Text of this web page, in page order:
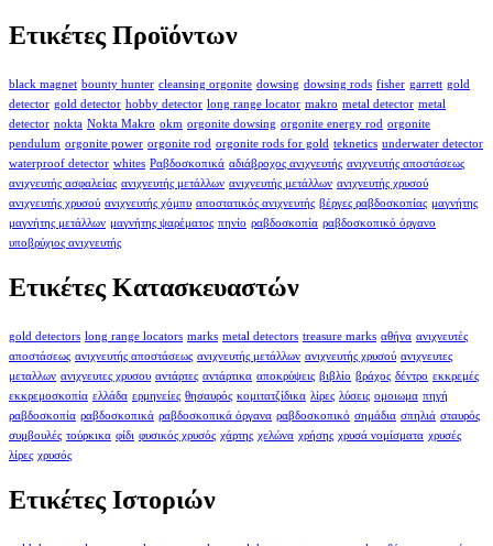
Ετικέτες Προϊόντων
black magnet bounty hunter cleansing orgonite dowsing dowsing rods fisher garrett gold
detector gold detector hobby detector long range locator makro metal detector metal
detector nokta Nokta Makro okm orgonite dowsing orgonite energy rod orgonite
pendulum orgonite power orgonite rod orgonite rods for gold teknetics underwater detector
waterproof detector whites Ραβδοσκοπικά αδιάβροχος ανιχνευτής ανιχνευτής αποστάσεως
ανιχνευτής ασφαλείας ανιχνευτής μετάλλων ανιχνευτής μετάλλων ανιχνευτής χρυσού
ανιχνευτής χρυσού ανιχνευτής χόμπυ αποστατικός ανιχνευτής βέργες ραβδοσκοπίας μαγνήτης
μαγνήτης μετάλλων μαγνήτης ψαρέματος πηνίο ραβδοσκοπία ραβδοσκοπικό όργανο
υποβρύχιος ανιχνευτής
Ετικέτες Κατασκευαστών
gold detectors long range locators marks metal detectors treasure marks αθήνα ανιχνευτές
αποστάσεως ανιχνευτής αποστάσεως ανιχνευτής μετάλλων ανιχνευτής χρυσού ανιχνευτες
μεταλλων ανιχνευτες χρυσου αντάρτες αντάρτικα αποκρύψεις βιβλίο βράχος δέντρο εκκρεμές
εκκρεμοσκοπία ελλάδα ερμηνείες θησαυρός κομιτατζίδικα λίρες λύσεις ομοιωμα πηγή
ραβδοσκοπία ραβδοσκοπικά ραβδοσκοπικά όργανα ραβδοσκοπικό σημάδια σπηλιά σταυρός
συμβουλές τούρκικα φίδι φυσικός χρυσός χάρτης χελώνα χρήσης χρυσά νομίσματα χρυσές
λίρες χρυσός
Ετικέτες Ιστοριών